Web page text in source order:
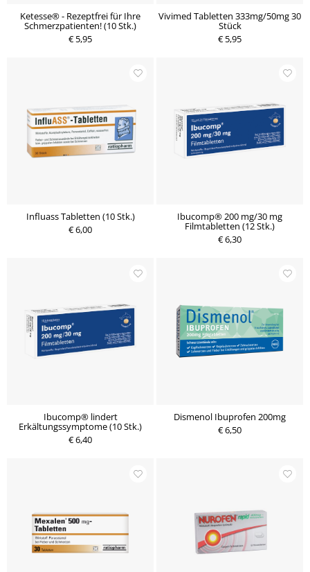
Ketesse® - Rezeptfrei für Ihre
Schmerzpatienten! (10 Stk.)
€ 5,95
Vivimed Tabletten 333mg/50mg 30
Stück
€ 5,95
Influass Tabletten (10 Stk.)
€ 6,00
Ibucomp® 200 mg/30 mg
Filmtabletten (12 Stk.)
€ 6,30
Ibucomp® lindert
Erkältungssymptome (10 Stk.)
€ 6,40
Dismenol Ibuprofen 200mg
€ 6,50